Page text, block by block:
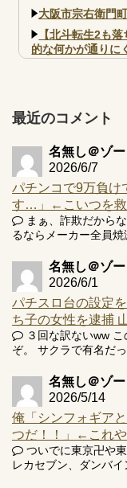
大阪市宗右衛門
【北斗転生2も
的な何かが通りに
井の軽い絆？
Powered by
最近のコメント
名無し＠ゾ
2026/6/7
パチンコで9万負
す…」←こいつを救
まぁ、詐欺だから
るならメーカー全員焼
名無し＠ゾ
2026/6/1
パチスロ台の設定
ち子の女性を逮捕
３回な訳ないww
ぞ。 サクラで有名だ
名無し＠ゾ
2026/5/14
俺「シンフォギア
つだ！！」←これ
ついでに東京卍や
レカセブン、ダンバイ